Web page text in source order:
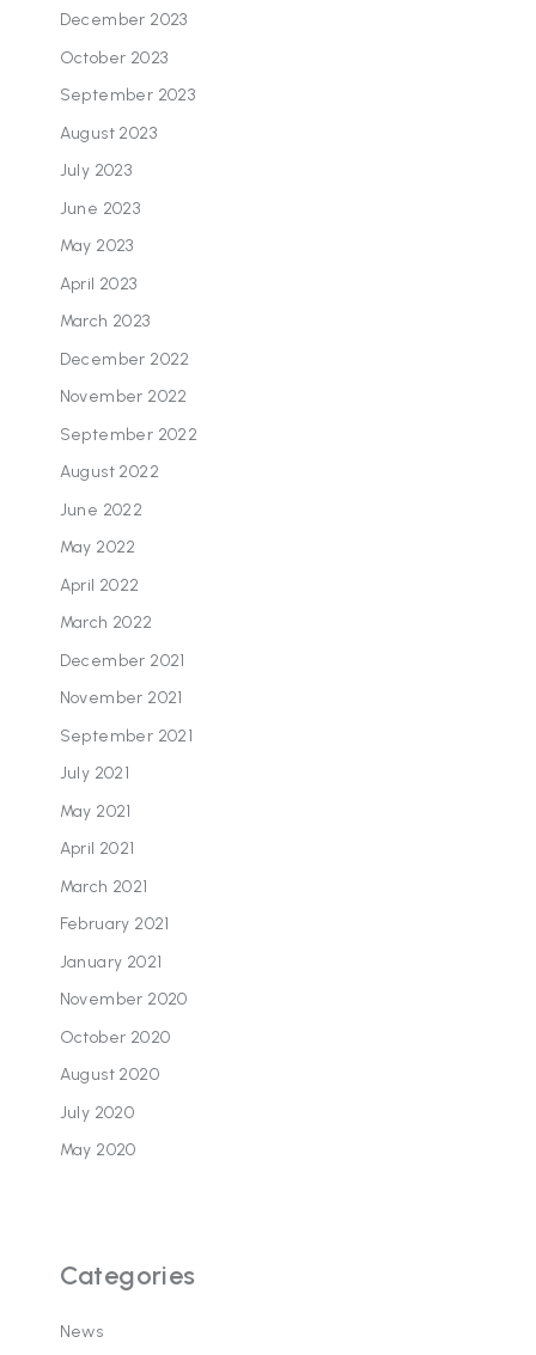
December 2023
October 2023
September 2023
August 2023
July 2023
June 2023
May 2023
April 2023
March 2023
December 2022
November 2022
September 2022
August 2022
June 2022
May 2022
April 2022
March 2022
December 2021
November 2021
September 2021
July 2021
May 2021
April 2021
March 2021
February 2021
January 2021
November 2020
October 2020
August 2020
July 2020
May 2020
Categories
News